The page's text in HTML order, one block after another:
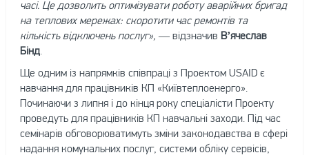
часі. Це дозволить оптимізувати роботу аварійних бригад
на теплових мережах: скоротити час ремонтів та
кількість відключень послуг», — відзначив В’ячеслав
Бінд.
Ще одним із напрямків співпраці з Проектом USAID є
навчання для працівників КП «Київтеплоенерго».
Починаючи з липня і до кінця року спеціалісти Проекту
проведуть для працівників КП навчальні заходи. Під час
семінарів обговорюватимуть зміни законодавства в сфері
надання комунальних послуг, системи обліку сервісів,